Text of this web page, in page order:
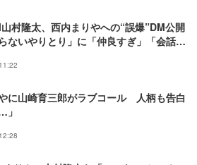
村隆太、西内まりやへの“誤爆”DM公開
ないやりとり」に「仲良すぎ」「会話可
に山崎育三郎がラブコール 人柄も告白
」